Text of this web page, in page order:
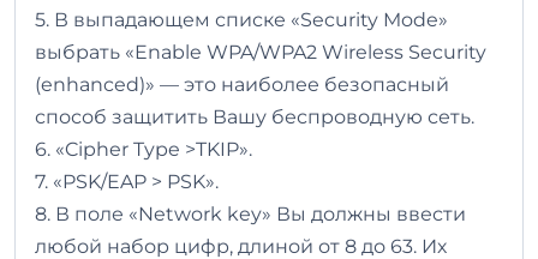
5. В выпадающем списке «Security Mode»
выбрать «Enable WPA/WPA2 Wireless Security
(enhanced)» — это наиболее безопасный
способ защитить Вашу беспроводную сеть.
6. «Cipher Type >TKIP».
7. «PSK/EAP > PSK».
8. В поле «Network key» Вы должны ввести
любой набор цифр, длиной от 8 до 63. Их